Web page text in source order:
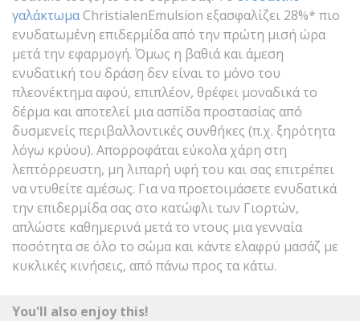
γαλάκτωμαChristialenEmulsion εξασφαλίζει 28%* πιο
ενυδατωμένη επιδερμίδα από την πρώτη μισή ώρα
μετά την εφαρμογή. Όμως η βαθιά και άμεση
ενυδατική του δράση δεν είναι το μόνο του
πλεονέκτημα αφού, επιπλέον, θρέφει μοναδικά το
δέρμα και αποτελεί μια ασπίδα προστασίας από
δυσμενείς περιβαλλοντικές συνθήκες (π.χ. ξηρότητα
λόγω κρύου). Απορροφάται εύκολα χάρη στη
λεπτόρρευστη, μη λιπαρή υφή του και σας επιτρέπει
να ντυθείτε αμέσως. Για να προετοιμάσετε ενυδατικά
την επιδερμίδα σας στο κατώφλι των Γιορτών,
απλώστε καθημερινά μετά το ντους μια γενναία
ποσότητα σε όλο το σώμα και κάντε ελαφρύ μασάζ με
κυκλικές κινήσεις, από πάνω προς τα κάτω.
You'll also enjoy this!